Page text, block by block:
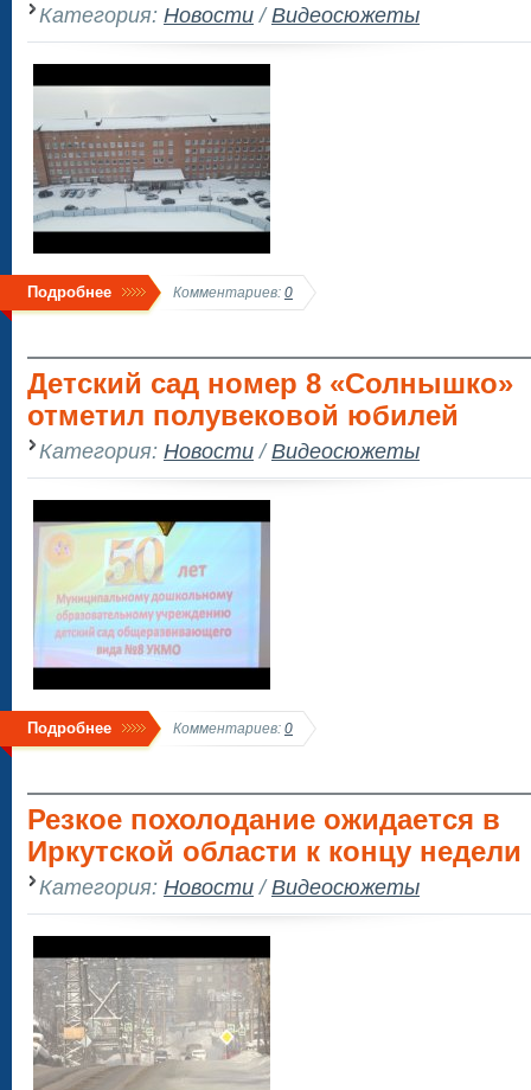
Категория: Новости/Видеосюжеты
Подробнее Комментариев: 0
Детский сад номер 8 «Солнышко»
отметил полувековой юбилей
Категория: Новости/Видеосюжеты
Подробнее Комментариев: 0
Резкое похолодание ожидается в
Иркутской области к концу недели
Категория: Новости/Видеосюжеты